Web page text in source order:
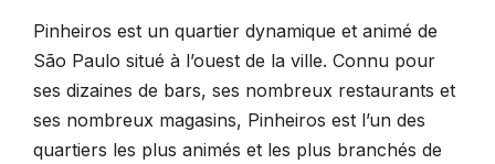
Pinheiros est un quartier dynamique et animé de
São Paulo situé à l’ouest de la ville. Connu pour
ses dizaines de bars, ses nombreux restaurants et
ses nombreux magasins, Pinheiros est l’un des
quartiers les plus animés et les plus branchés de